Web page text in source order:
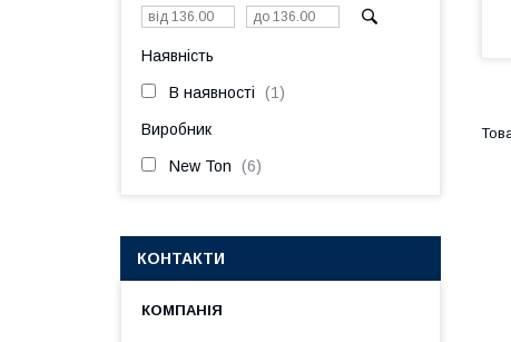
Наявність
В наявності 1
Виробник
New Ton 6
КОНТАКТИ